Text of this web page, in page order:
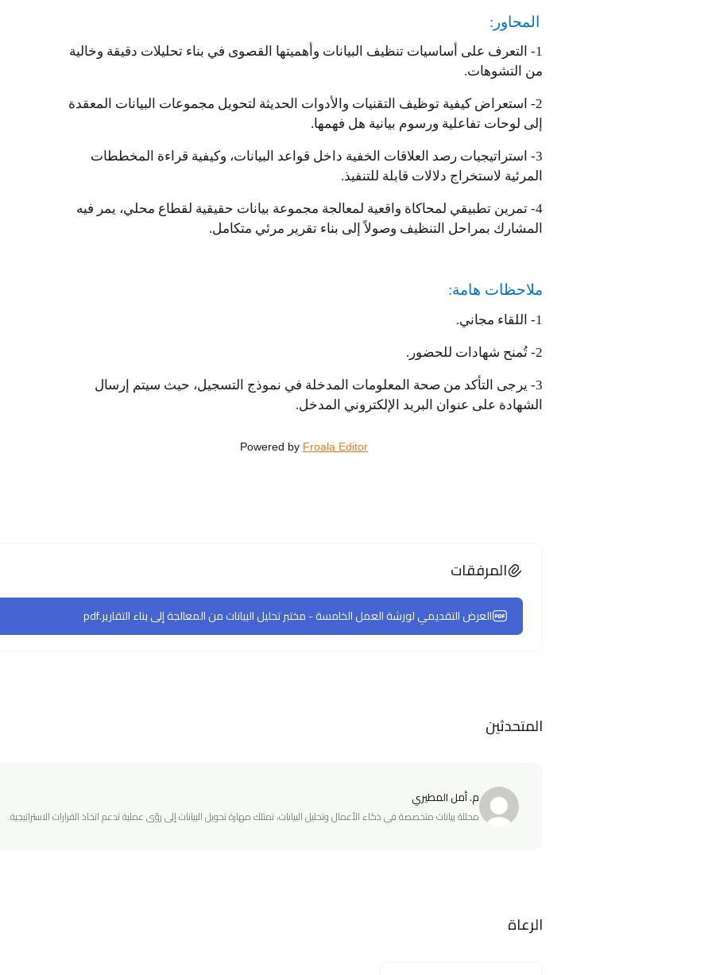
المحاور:
1- التعرف على أساسيات تنظيف البيانات وأهميتها القصوى في بناء تحليلات دقيقة وخالية
من التشوهات.
2- استعراض كيفية توظيف التقنيات والأدوات الحديثة لتحويل مجموعات البيانات المعقدة
إلى لوحات تفاعلية ورسوم بيانية هل فهمها.
3- استراتيجيات رصد العلاقات الخفية داخل قواعد البيانات، وكيفية قراءة المخططات
المرئية لاستخراج دلالات قابلة للتنفيذ.
4- تمرين تطبيقي لمحاكاة واقعية لمعالجة مجموعة بيانات حقيقية لقطاع محلي، يمر فيه
المشارك بمراحل التنظيف وصولاً إلى بناء تقرير مرئي متكامل.
ملاحظات هامة:
1- اللقاء مجاني .
2- تُمنح شهادات للحضور .
3- يرجى التأكد من صحة المعلومات المدخلة في نموذج التسجيل، حيث سيتم إرسال
الشهادة على عنوان البريد الإلكتروني المدخل.
Powered by Froala Editor
المرفقات
العرض التقديمي لورشة العمل الخامسة - مختبر تحليل البيانات من المعالجة إلى بناء التقارير.pdf
المتحدثين
م. أمل المطيري
محللة بيانات متخصصة في ذكاء الأعمال وتحليل البيانات، تمتلك مهارة تحويل البيانات إلى رؤى عملية تدعم اتخاذ القرارات الاستراتيجية.
الرعاة